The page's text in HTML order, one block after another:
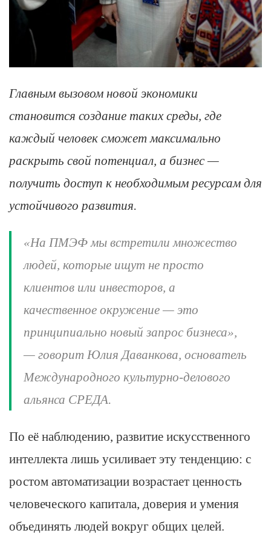
Главным вызовом новой экономики
становится создание таких среды, где
каждый человек сможет максимально
раскрыть свой потенциал, а бизнес —
получить доступ к необходимым ресурсам для
устойчивого развития.
«На ПМЭФ мы встретили множество
людей, которые ищут не просто
клиентов или инвесторов, а
качественное окружение — это
принципиально новый запрос бизнеса»,
— говорит Юлия Даванкова, основатель
Международного культурно-делового
альянса СРЕДА.
По её наблюдению, развитие искусственного
интеллекта лишь усиливает эту тенденцию: с
ростом автоматизации возрастает ценность
человеческого капитала, доверия и умения
объединять людей вокруг общих целей.